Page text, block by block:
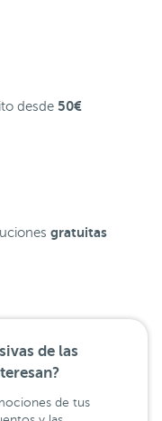
desde 50€
gratuitas
de las
de tus